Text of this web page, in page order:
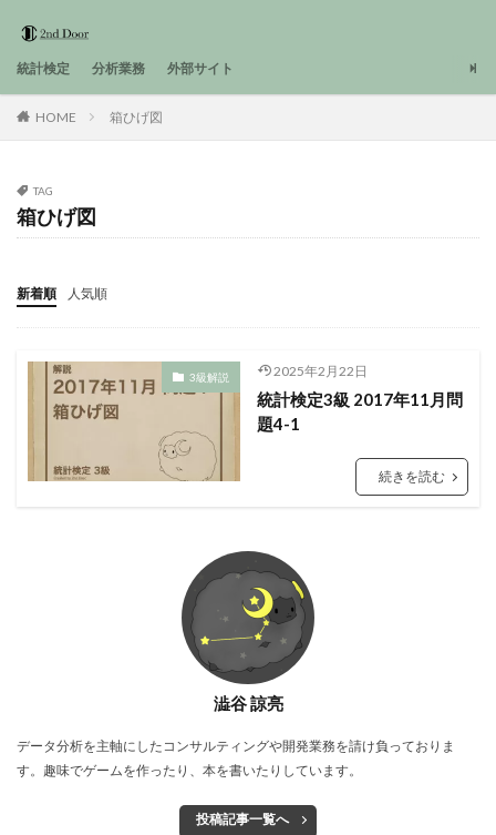
統計検定 分析業務 外部サイト
HOME 箱ひげ図
TAG
箱ひげ図
新着順 人気順
3級解説 2025年2月22日
統計検定3級 2017年11月問
題4-1
続きを読む
澁谷 諒亮
データ分析を主軸にしたコンサルティングや開発業務を請け負っておりま
す。趣味でゲームを作ったり、本を書いたりしています。
投稿記事一覧へ